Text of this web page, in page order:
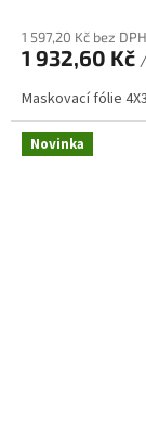
1 597,20 Kč bez DPH
1 932,60 Kč
Maskovací fólie
Novinka